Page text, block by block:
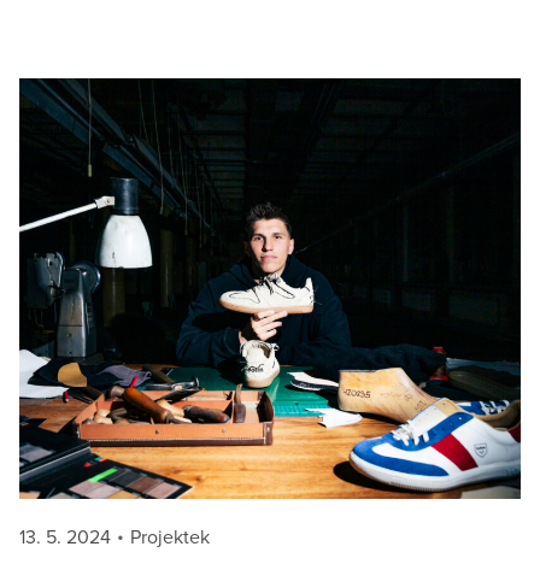
Posted
13. 5. 2024 Categories
Projektek